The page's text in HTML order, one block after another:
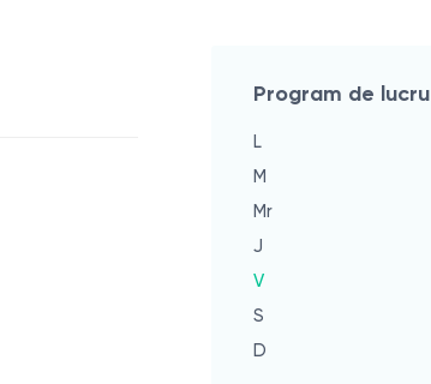
Program de lucru
L
M
Mr
J
V
S
D